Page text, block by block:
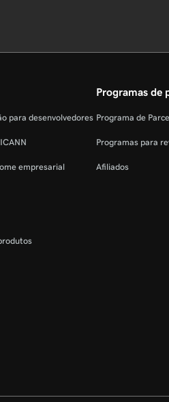
para desenvolvedores
empresarial
Programas de
Programa de
Programas para
Afiliados